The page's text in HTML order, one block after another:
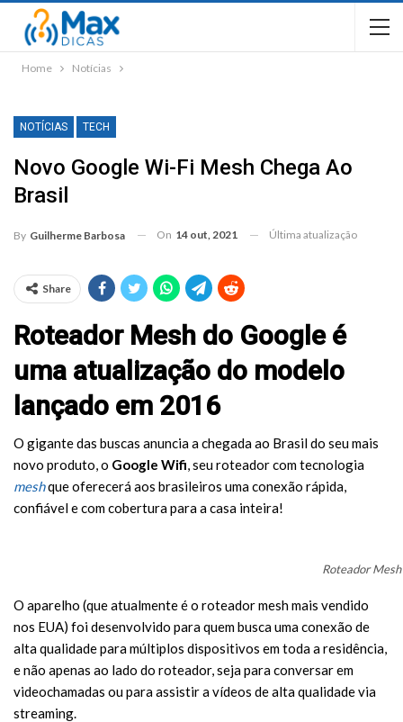
Home Notícias
NOTÍCIAS TECH
Novo Google Wi-Fi Mesh Chega Ao
Brasil
By Guilherme Barbosa On 14 out, 2021 Última atualização
Share
Roteador Mesh do Google é
uma atualização do modelo
lançado em 2016
O gigante das buscas anuncia a chegada ao Brasil do seu mais
novo produto, o Google Wifi, seu roteador com tecnologia
meshque oferecerá aos brasileiros uma conexão rápida,
confiável e com cobertura para a casa inteira!
Roteador
O aparelho (que atualmente é o roteador mesh mais vendido
nos EUA) foi desenvolvido para quem busca uma conexão de
alta qualidade para múltiplos dispositivos em toda a residência,
e não apenas ao lado do roteador, seja para conversar em
videochamadas ou para assistir a vídeos de alta qualidade via
streaming.